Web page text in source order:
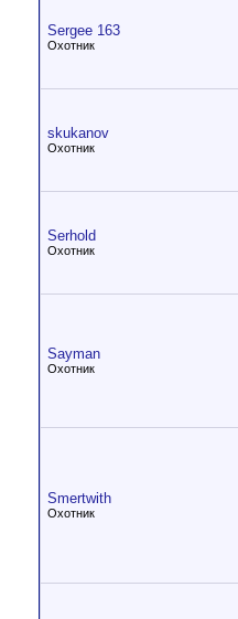
Sergee 163
Охотник
skukanov
Охотник
Serhold
Охотник
Sayman
Охотник
Smertwith
Охотник